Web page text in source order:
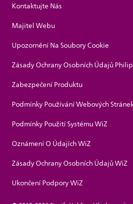
Kontaktujte Nás
Majitel Webu
Upozornění Na Soubory Cookie
Zásady Ochrany Osobních Údajů
Zabezpečení Produktu
Podmínky Používání Webových
Podmínky Použití Systému WiZ
Oznámení O Údajích WiZ
Zásady Ochrany Osobních Údajů WiZ
Ukončení Podpory WiZ